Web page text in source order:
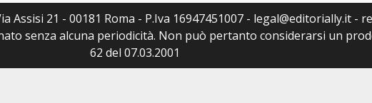
21 - 00181 Roma - P.Iva 16947451007 - legal@editorially.it -
senza alcuna periodicità. Non può pertanto considerarsi un
62 del 07.03.2001